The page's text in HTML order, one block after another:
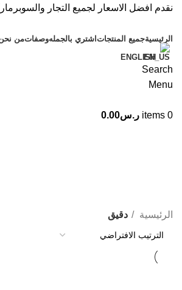
نقدم افضل الاسعار لجميع التجار
الرئيسيةجميع المنتجات اشتري بالجملهوصفاتمن
ENGLISH
Search
Menu
0
items ر.س0.00
الرئيسية دقيق